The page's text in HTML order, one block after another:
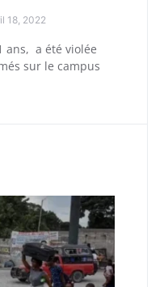
18, 2022
ans, a été violée
sur le campus